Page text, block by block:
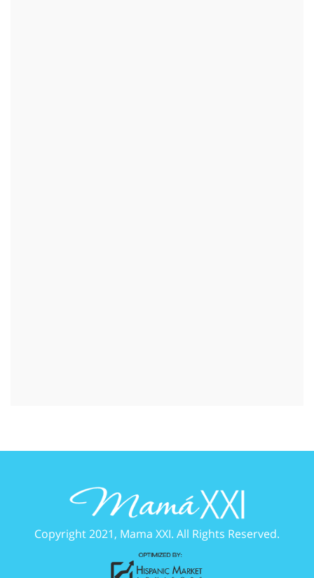
Copyright 2021, Mama XXI. All Rights Reserved.